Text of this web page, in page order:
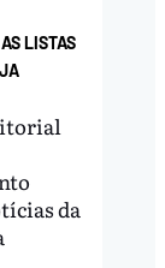
LISTAS
da